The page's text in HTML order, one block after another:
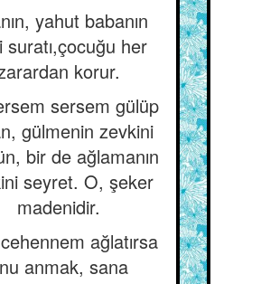
yahut babanın
suratı,çocuğu her
korur.
sersem gülüp
gülmenin zevkini
bir de ağlamanın
seyret. O, şeker
madenidir.
ağlatırsa
anmak, sana